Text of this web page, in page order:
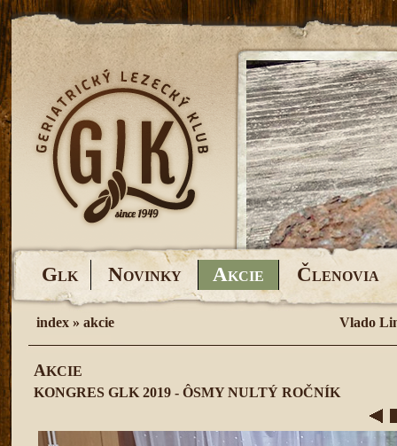
GLK NOVINKY AKCIE ČLENOVIA
index » akcie Vlado
AKCIE
KONGRES GLK 2019 - ÔSMY NULTÝ ROČNÍK